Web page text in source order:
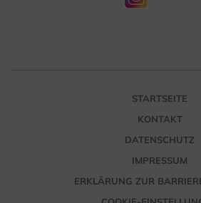
STARTSEITE
KONTAKT
DATENSCHUTZ
IMPRESSUM
ERKLÄRUNG ZUR